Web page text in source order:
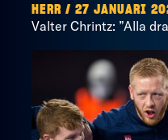
HERR / 27 JANUARI
Valter Chrintz: ”Alla